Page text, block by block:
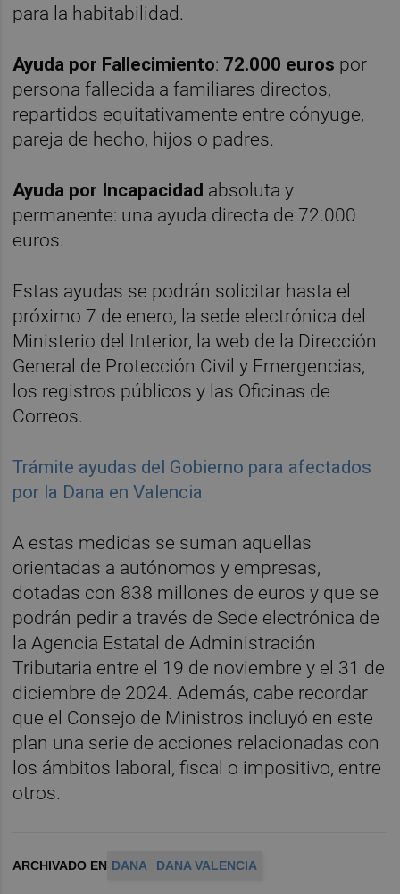
para la habitabilidad.
Ayuda por Fallecimiento: 72.000 euros por
persona fallecida a familiares directos,
repartidos equitativamente entre cónyuge,
pareja de hecho, hijos o padres.
Ayuda por Incapacidad absoluta y
permanente: una ayuda directa de 72.000
euros.
Estas ayudas se podrán solicitar hasta el
próximo 7 de enero, la sede electrónica del
Ministerio del Interior, la web de la Dirección
General de Protección Civil y Emergencias,
los registros públicos y las Oficinas de
Correos.
Trámite ayudas del Gobierno para afectados
por la Dana en Valencia
A estas medidas se suman aquellas
orientadas a autónomos y empresas,
dotadas con 838 millones de euros y que se
podrán pedir a través de Sede electrónica de
la Agencia Estatal de Administración
Tributaria entre el 19 de noviembre y el 31 de
diciembre de 2024. Además, cabe recordar
que el Consejo de Ministros incluyó en este
plan una serie de acciones relacionadas con
los ámbitos laboral, fiscal o impositivo, entre
otros.
ARCHIVADO EN DANA DANA VALENCIA